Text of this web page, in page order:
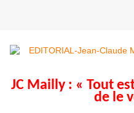
JC Mailly : « Tout
de le